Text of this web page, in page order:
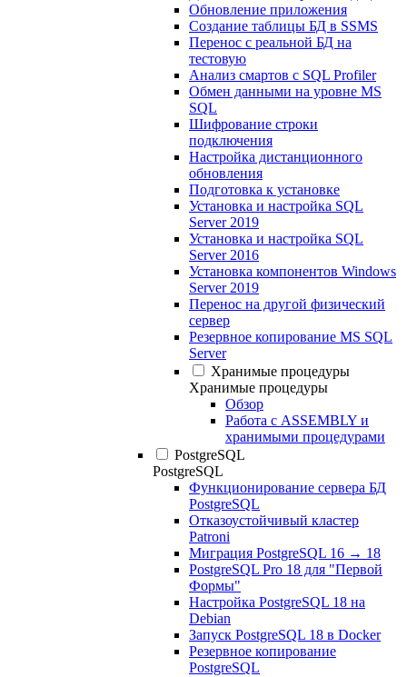
Обновление приложения
Создание таблицы БД в SSMS
Перенос с реальной БД на
тестовую
Анализ смартов с SQL Profiler
Обмен данными на уровне MS
SQL
Шифрование строки
подключения
Настройка дистанционного
обновления
Подготовка к установке
Установка и настройка SQL
Server 2019
Установка и настройка SQL
Server 2016
Установка компонентов Windows
Server 2019
Перенос на другой физический
сервер
Резервное копирование MS SQL
Server
Хранимые процедуры
Хранимые процедуры
Обзор
Работа с ASSEMBLY и
хранимыми процедурами
PostgreSQL
PostgreSQL
Функционирование сервера БД
PostgreSQL
Отказоустойчивый кластер
Patroni
Миграция PostgreSQL 16 → 18
PostgreSQL Pro 18 для "Первой
Формы"
Настройка PostgreSQL 18 на
Debian
Запуск PostgreSQL 18 в Docker
Резервное копирование
PostgreSQL